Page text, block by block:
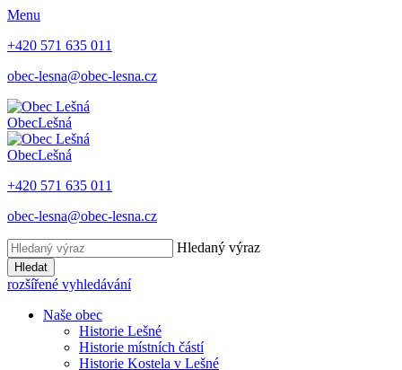
Menu
+420 571 635 011
obec-lesna@obec-lesna.cz
ObecLešná
ObecLešná
+420 571 635 011
obec-lesna@obec-lesna.cz
Hledaný výraz
Hledat
rozšířené vyhledávání
Naše obec
Historie Lešné
Historie místních částí
Historie Kostela v Lešné